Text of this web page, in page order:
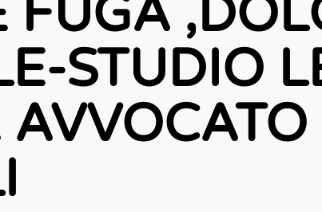
FUGA
STUDIO